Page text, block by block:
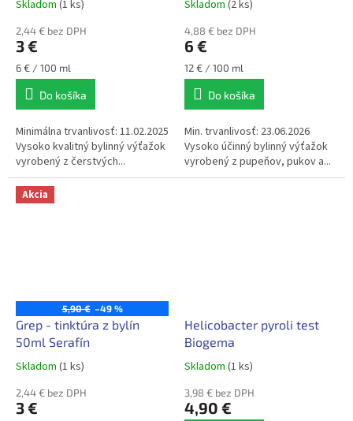
Skladom (1 ks)
2,44 € bez DPH
3 €
Jednotková
cena:
6 € / 100 ml
Do košíka
Minimálna trvanlivosť: 11.02.2025
Vysoko kvalitný bylinný výťažok
vyrobený z čerstvých...
Skladom (2 ks)
4,88 € bez DPH
6 €
Jednotková
cena:
12 € / 100 ml
Do košíka
Min. trvanlivosť: 23.06.2026
Vysoko účinný bylinný výťažok
vyrobený z pupeňov, pukov a...
Akcia
5,90 € –49 %
Grep - tinktúra z bylín
50ml Serafín
Skladom (1 ks)
2,44 € bez DPH
3 €
Helicobacter pyroli test
Biogema
Skladom (1 ks)
3,98 € bez DPH
4,90 €